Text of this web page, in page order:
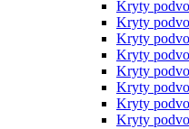
Kryty
Kryty
Kryty
Kryty
Kryty
Kryty
Kryty
Kryty